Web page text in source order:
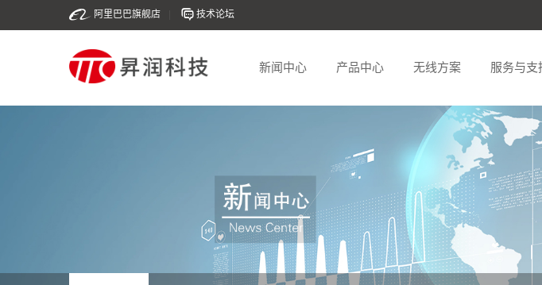
阿里巴巴旗舰店 技术论坛
新闻中心 产品中心 无线方案 服务与支